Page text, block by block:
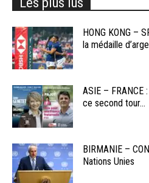
HONG KONG –
la médaille
ASIE – FRANCE
ce second tour...
BIRMANIE –
Nations Unies